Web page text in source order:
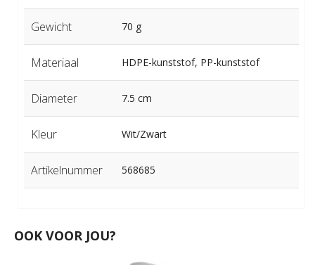
Gewicht 70 g
Materiaal HDPE-kunststof, PP-kunststof
Diameter 7.5 cm
Kleur Wit/Zwart
Artikelnummer 568685
OOK VOOR JOU?